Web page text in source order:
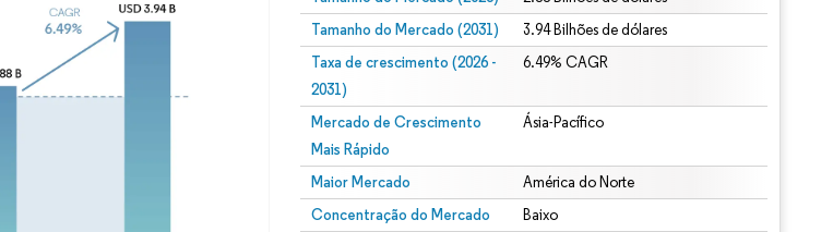
Tamanho do Mercado (2031) 3.94 Bilhões de dólares
Taxa de crescimento (2026 -
2031)
6.49% CAGR
Mercado de Crescimento
Mais Rápido
Ásia-Pacífico
Maior Mercado América do Norte
Concentração do Mercado Baixo
Imagem © Mordor Intelligence. O reuso requer atribuição conforme CC BY 4.0.